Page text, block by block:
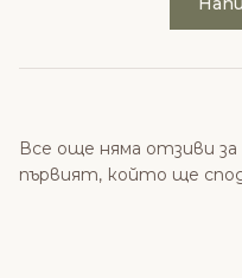
Все още няма отзиви
първият, който ще